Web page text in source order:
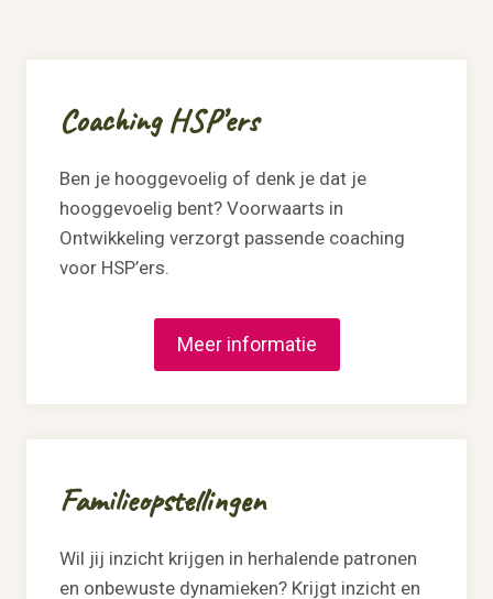
Coaching HSP’ers
Ben je hooggevoelig of denk je dat je
hooggevoelig bent? Voorwaarts in
Ontwikkeling verzorgt passende coaching
voor HSP’ers.
Meer informatie
Familieopstellingen
Wil jij inzicht krijgen in herhalende patronen
en onbewuste dynamieken? Krijgt inzicht en